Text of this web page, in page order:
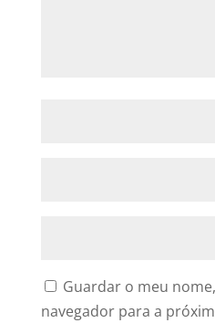
Guardar o meu
navegador para a